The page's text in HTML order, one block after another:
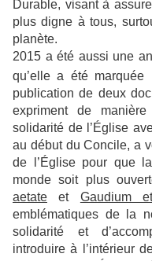
Durable, visant à
plus digne à tous,
planète.
2015 a été aussi une
qu’elle a été
publication de deux
expriment de
solidarité de l’Église
au début du Concile, a
de l’Église pour que
monde soit plus
aetate et Gaudium
emblématiques de la
solidarité et
introduire à l’intérieur